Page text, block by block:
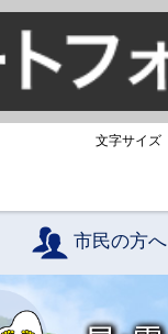
文字サイズ
市民の方へ